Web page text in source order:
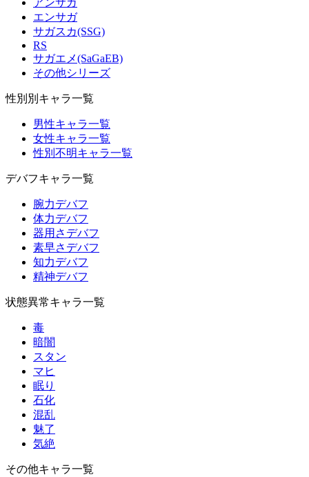
アンサガ
エンサガ
サガスカ(SSG)
RS
サガエメ(SaGaEB)
その他シリーズ
性別別キャラ一覧
男性キャラ一覧
女性キャラ一覧
性別不明キャラ一覧
デバフキャラ一覧
腕力デバフ
体力デバフ
器用さデバフ
素早さデバフ
知力デバフ
精神デバフ
状態異常キャラ一覧
毒
暗闇
スタン
マヒ
眠り
石化
混乱
魅了
気絶
その他キャラ一覧